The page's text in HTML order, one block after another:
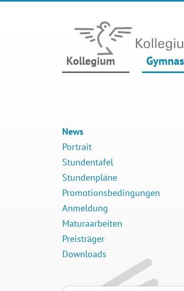
Kollegium
News
Portrait
Stundentafel
Stundenpläne
Promotionsbedingungen
Anmeldung
Maturaarbeiten
Preisträger
Downloads